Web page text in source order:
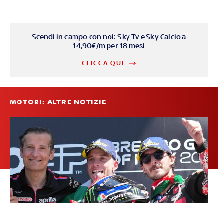
Scendi in campo con noi: Sky Tv e Sky Calcio a
14,90€/m per 18 mesi
CLICCA QUI
MOTORI: ALTRE NOTIZIE